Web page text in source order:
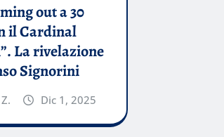
out a 30
il Cardinal
La rivelazione
Signorini
Dic 1, 2025